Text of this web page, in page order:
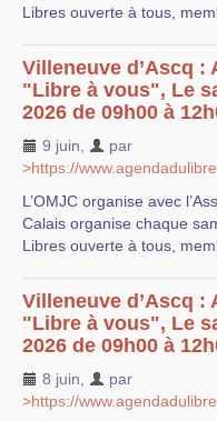
Libres ouverte à tous,
Villeneuve d’Ascq :
"Libre à vous", Le
2026 de 09h00 à
9 juin
par
>https://
L’OMJC organise avec
Calais organise chaque
Libres ouverte à tous,
Villeneuve d’Ascq :
"Libre à vous", Le
2026 de 09h00 à
8 juin
par
>https://